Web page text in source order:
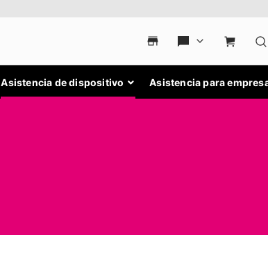
Asistencia de dispositivo Asistencia para